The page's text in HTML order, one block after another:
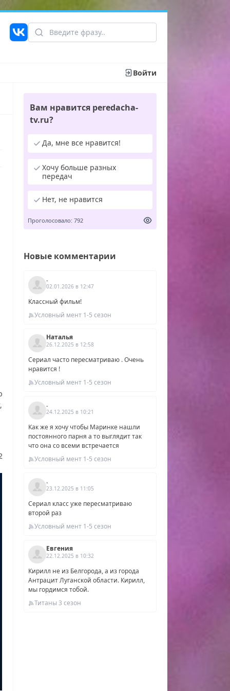
Войти
Вам нравится peredacha-
tv.ru?
Да, мне все нравится!
Хочу больше разных
передач
Нет, не нравится
Проголосовало: 792
Новые комментарии
.
02.01.2026 в 12:47
Классный фильм!
Условный мент 1-5 сезон
Наталья
26.12.2025 в 12:58
Сериал часто пересматриваю . Очень
нравится !
Условный мент 1-5 сезон
.
24.12.2025 в 10:21
Как же я хочу чтобы Маринке нашли
постоянного парня а то выглядит так
что она со всеми встречается
Условный мент 1-5 сезон
.
23.12.2025 в 11:05
Сериал класс уже пересматриваю
второй раз
Условный мент 1-5 сезон
Евгения
22.12.2025 в 10:32
Кирилл не из Белгорода, а из города
Антрацит Луганской области. Кирилл,
мы гордимся тобой.
Титаны 3 сезон